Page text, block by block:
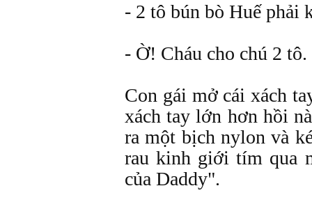
- 2 tô bún bò Huế phải
- Ờ! Cháu cho chú 2 tô.
Con gái mở cái xách
xách tay lớn hơn hồi
ra một bịch nylon và
rau kinh giới tím qua
của Daddy".